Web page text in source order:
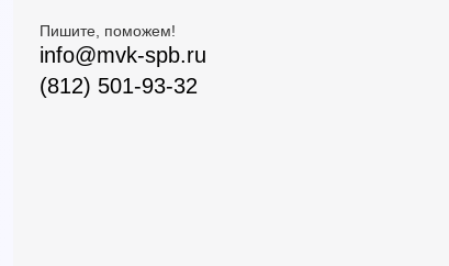
Пишите, поможем!
info@mvk-spb.ru
(812) 501-93-32